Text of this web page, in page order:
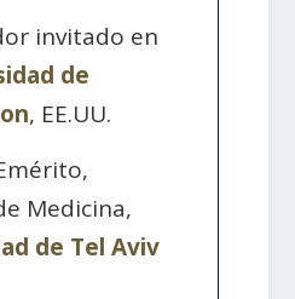
invitado en
de
, EE.UU.
Medicina,
de Tel Aviv